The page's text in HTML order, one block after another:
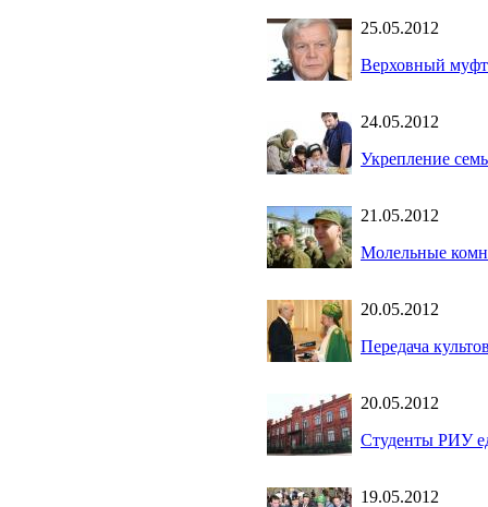
25.05.2012
Верховный
24.05.2012
Укрепление
21.05.2012
Молельные
20.05.2012
Передача
20.05.2012
Студенты РИУ
19.05.2012